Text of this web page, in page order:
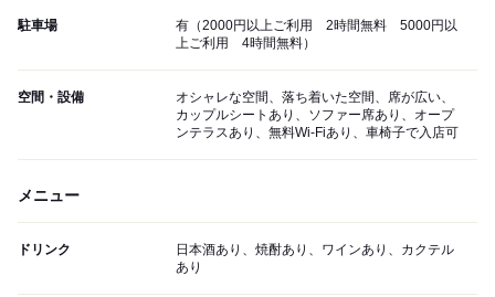
駐車場
有（2000円以上ご利用 2時間無料 5000円以
上ご利用 4時間無料）
空間・設備
オシャレな空間、落ち着いた空間、席が広い、
カップルシートあり、ソファー席あり、オープ
ンテラスあり、無料Wi-Fiあり、車椅子で入店可
メニュー
ドリンク
日本酒あり、焼酎あり、ワインあり、カクテル
あり